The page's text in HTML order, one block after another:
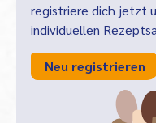
registriere dich jetzt
individuellen
Neu registrieren